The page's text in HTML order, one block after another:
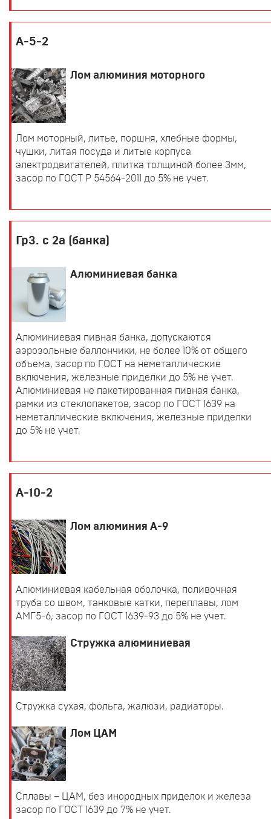
А-5-2
Лом алюминия моторного
Лом моторный, литье, поршня, хлебные формы,
чушки, литая посуда и литые корпуса
электродвигателей, плитка толщиной более 3мм,
засор по ГОСТ Р 54564-2011 до 5% не учет.
Гр3. с 2а (банка)
Алюминиевая банка
Алюминиевая пивная банка, допускаются
аэрозольные баллончики, не более 10% от общего
объема, засор по ГОСТ на неметаллические
включения, железные приделки до 5% не учет.
Алюминиевая не пакетированная пивная банка,
рамки из стеклопакетов, засор по ГОСТ 1639 на
неметаллические включения, железные приделки
до 5% не учет.
А-10-2
Лом алюминия А-9
Алюминиевая кабельная оболочка, поливочная
труба со швом, танковые катки, переплавы, лом
АМГ5-6, засор по ГОСТ 1639-93 до 5% не учет.
Стружка алюминиевая
Стружка сухая, фольга, жалюзи, радиаторы.
Лом ЦАМ
Сплавы – ЦАМ, без инородных приделок и железа
засор по ГОСТ 1639 до 7% не учет.